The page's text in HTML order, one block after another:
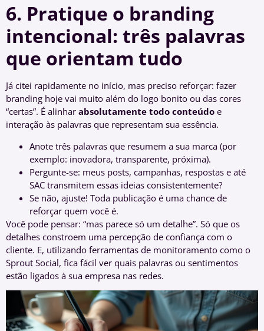
6. Pratique o branding
intencional: três palavras
que orientam tudo
Já citei rapidamente no início, mas preciso reforçar: fazer
branding hoje vai muito além do logo bonito ou das cores
“certas”. É alinhar absolutamente todo conteúdo e
interação às palavras que representam sua essência.
Anote três palavras que resumem a sua marca (por
exemplo: inovadora, transparente, próxima).
Pergunte-se: meus posts, campanhas, respostas e até
SAC transmitem essas ideias consistentemente?
Se não, ajuste! Toda publicação é uma chance de
reforçar quem você é.
Você pode pensar: “mas parece só um detalhe”. Só que os
detalhes constroem uma percepção de confiança com o
cliente. E, utilizando ferramentas de monitoramento como o
Sprout Social, fica fácil ver quais palavras ou sentimentos
estão ligados à sua empresa nas redes.